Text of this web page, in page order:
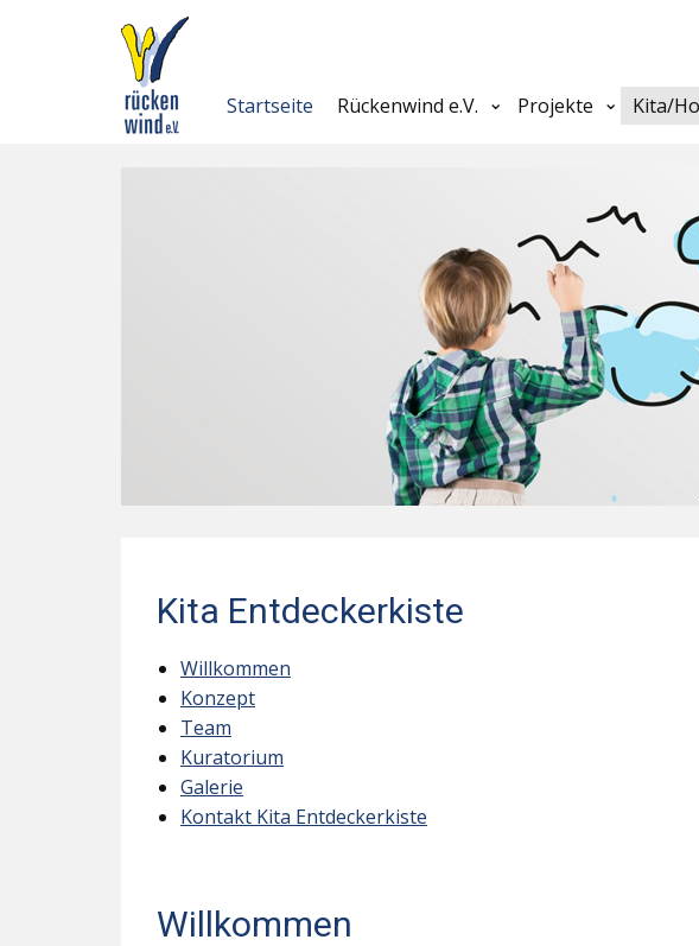
Startseite Rückenwind e.V. Projekte Kita/
Kita Entdeckerkiste
Willkommen
Konzept
Team
Kuratorium
Galerie
Kontakt Kita Entdeckerkiste
Willkommen